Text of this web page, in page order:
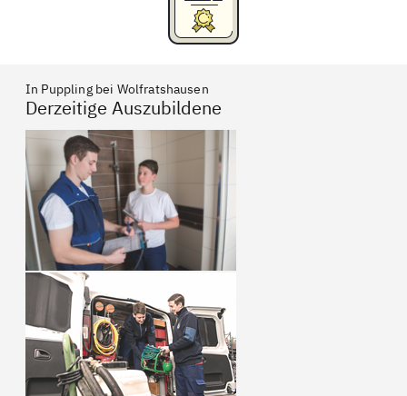
In Puppling bei Wolfratshausen
Derzeitige Auszubildene